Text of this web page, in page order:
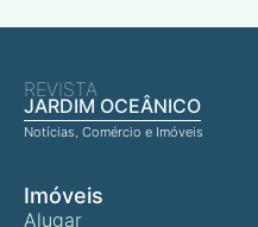
REVISTA
JARDIM OCEÂNICO
Notícias, Comércio e Imóveis
Imóveis
Alugar